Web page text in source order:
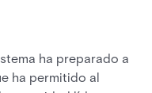
ha preparado a
ha permitido al